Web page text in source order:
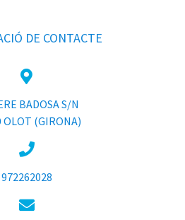
DE CONTACTE
BADOSA S/N
OLOT (GIRONA)
972262028